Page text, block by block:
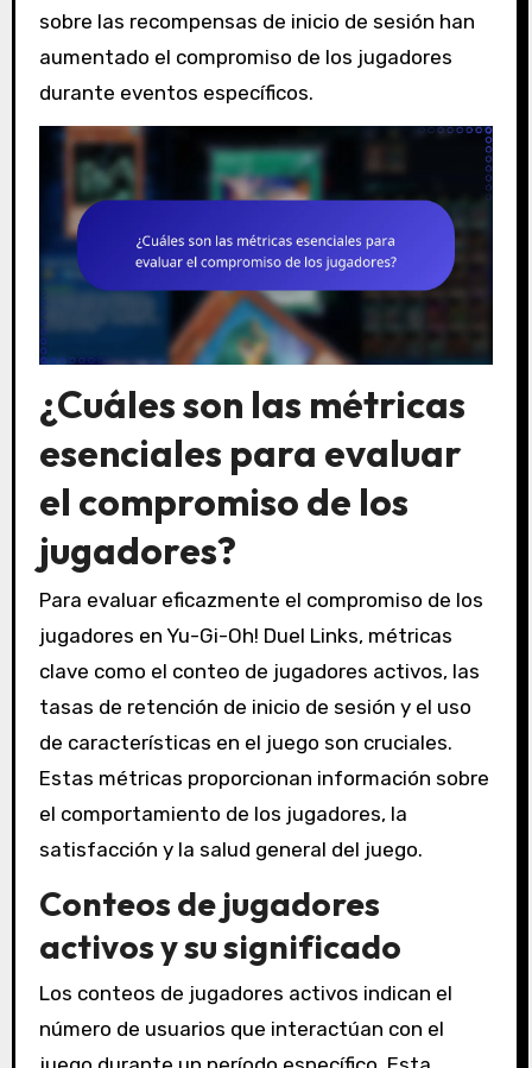
sobre las recompensas de inicio de sesión han
aumentado el compromiso de los jugadores
durante eventos específicos.
¿Cuáles son las métricas
esenciales para evaluar
el compromiso de los
jugadores?
Para evaluar eficazmente el compromiso de los
jugadores en Yu-Gi-Oh! Duel Links, métricas
clave como el conteo de jugadores activos, las
tasas de retención de inicio de sesión y el uso
de características en el juego son cruciales.
Estas métricas proporcionan información sobre
el comportamiento de los jugadores, la
satisfacción y la salud general del juego.
Conteos de jugadores
activos y su significado
Los conteos de jugadores activos indican el
número de usuarios que interactúan con el